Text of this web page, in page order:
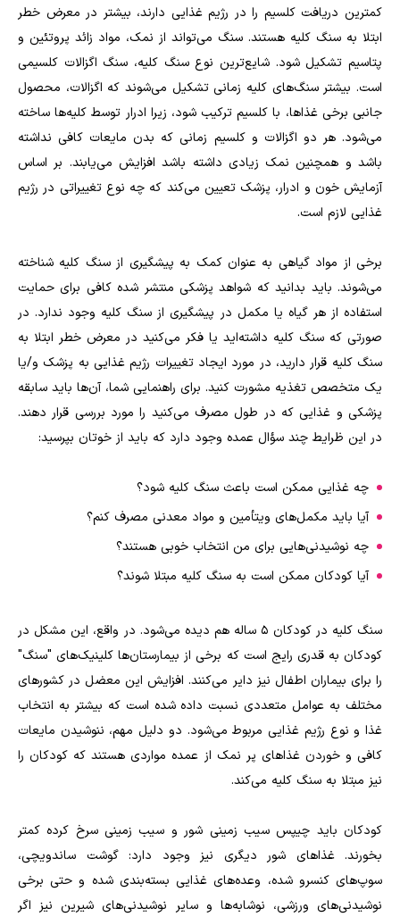
کمترین دریافت کلسیم را در رژیم غذایی دارند، بیشتر در معرض خطر
ابتلا به سنگ کلیه هستند. سنگ می‌تواند از نمک، مواد زائد پروتئین و
پتاسیم تشکیل شود. شایع‌ترین نوع سنگ کلیه، سنگ اگزالات کلسیمی
است. بیشتر سنگ‌های کلیه زمانی تشکیل می‌شوند که اگزالات، محصول
جانبی برخی غذا‌ها، با کلسیم ترکیب شود، زیرا ادرار توسط کلیه‌ها ساخته
می‌شود. هر دو اگزالات و کلسیم زمانی که بدن مایعات کافی نداشته
باشد و همچنین نمک زیادی داشته باشد افزایش می‌یابند. بر اساس
آزمایش خون و ادرار، پزشک تعیین می‌کند که چه نوع تغییراتی در رژیم
غذایی لازم است.
برخی از مواد گیاهی به عنوان کمک به پیشگیری از سنگ کلیه شناخته
می‌شوند. باید بدانید که شواهد پزشکی منتشر شده کافی برای حمایت
استفاده از هر گیاه یا مکمل در پیشگیری از سنگ کلیه وجود ندارد. در
صورتی که سنگ کلیه داشته‌اید یا فکر می‌کنید در معرض خطر ابتلا به
سنگ کلیه قرار دارید، در مورد ایجاد تغییرات رژیم غذایی به پزشک و/یا
یک متخصص تغذیه مشورت کنید. برای راهنمایی شما، آن‌ها باید سابقه
پزشکی و غذایی که در طول مصرف می‌کنید را مورد بررسی قرار دهند.
در این ظرایط چند سؤال عمده وجود دارد که باید از خوتان بپرسید:
چه غذایی ممکن است باعث سنگ کلیه شود؟
آیا باید مکمل‌های ویتأمین و مواد معدنی مصرف کنم؟
چه نوشیدنی‌هایی برای من انتخاب خوبی هستند؟
آیا کودکان ممکن است به سنگ کلیه مبتلا شوند؟
سنگ کلیه در کودکان 5 ساله هم دیده می‌شود. در واقع، این مشکل در
کودکان به قدری رایج است که برخی از بیمارستان‌ها کلینیک‌های "سنگ"
را برای بیماران اطفال نیز دایر می‌کنند. افزایش این معضل در کشور‌های
مختلف به عوامل متعددی نسبت داده شده است که بیشتر به انتخاب
غذا و نوع رژیم غذایی مربوط می‌شود. دو دلیل مهم، ننوشیدن مایعات
کافی و خوردن غذا‌های پر نمک از عمده مواردی هستند که کودکان را
نیز مبتلا به سنگ کلیه می‌کند.
کودکان باید چیپس سیب زمینی شور و سیب زمینی سرخ کرده کمتر
بخورند. غذا‌های شور دیگری نیز وجود دارد: گوشت ساندویچی،
سوپ‌های کنسرو شده، وعده‌های غذایی بسته‌بندی شده و حتی برخی
نوشیدنی‌های ورزشی، نوشابه‌ها و سایر نوشیدنی‌های شیرین نیز اگر